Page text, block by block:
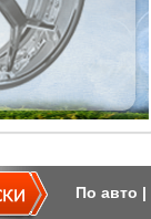
По авто |